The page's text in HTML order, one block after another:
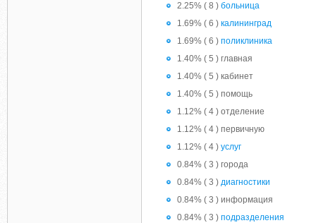
2.25% ( 8 ) больница
1.69% ( 6 ) калининград
1.69% ( 6 ) поликлиника
1.40% ( 5 ) главная
1.40% ( 5 ) кабинет
1.40% ( 5 ) помощь
1.12% ( 4 ) отделение
1.12% ( 4 ) первичную
1.12% ( 4 ) услуг
0.84% ( 3 ) города
0.84% ( 3 ) диагностики
0.84% ( 3 ) информация
0.84% ( 3 ) подразделения